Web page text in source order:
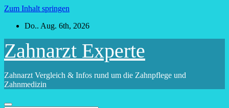
Zum Inhalt springen
Do.. Aug. 6th, 2026
Zahnarzt Experte
Zahnarzt Vergleich & Infos rund um die Zahnpflege und
Zahnmedizin